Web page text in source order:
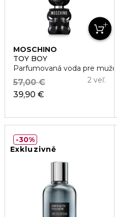
MOSCHINO
TOY BOY
Parfumovaná voda pre mužov
39,90 €
57,00 € 2 veľ.
Exkluzivně
30%